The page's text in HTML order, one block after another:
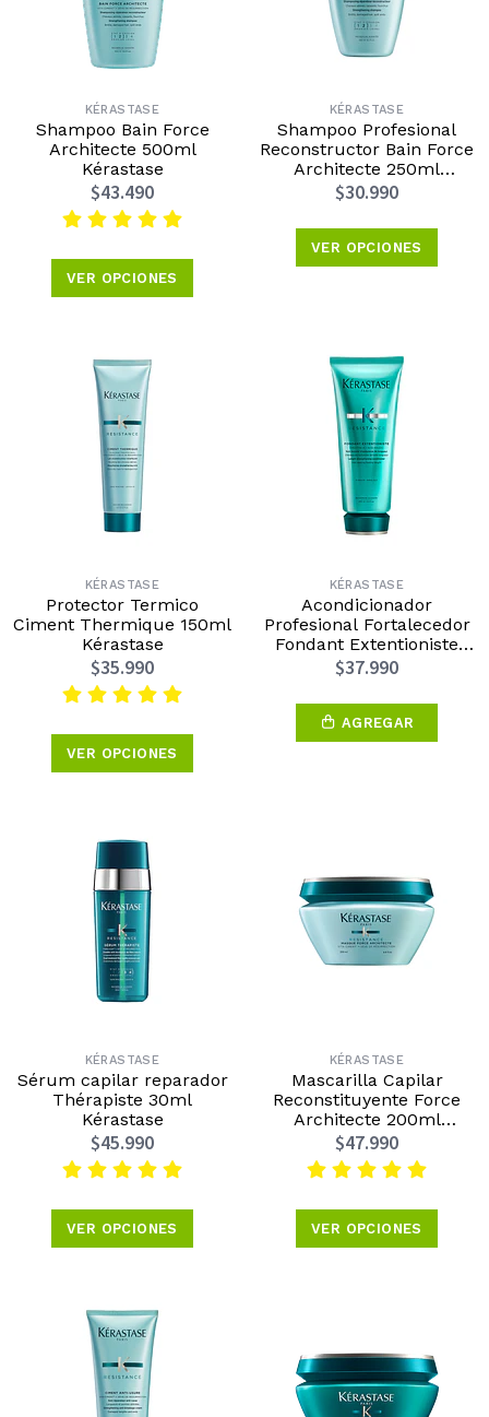
KÉRASTASE
Shampoo Bain Force
Architecte 500ml
Kérastase
$43.490
VER OPCIONES
KÉRASTASE
Shampoo Profesional
Reconstructor Bain Force
Architecte 250ml
Kérastase
$30.990
VER OPCIONES
KÉRASTASE
Protector Termico
Ciment Thermique 150ml
Kérastase
$35.990
VER OPCIONES
KÉRASTASE
Acondicionador
Profesional Fortalecedor
Fondant Extentioniste
200ml Kérastase
$37.990
AGREGAR
KÉRASTASE
Sérum capilar reparador
Thérapiste 30ml
Kérastase
$45.990
VER OPCIONES
KÉRASTASE
Mascarilla Capilar
Reconstituyente Force
Architecte 200ml
Kérastase
$47.990
VER OPCIONES